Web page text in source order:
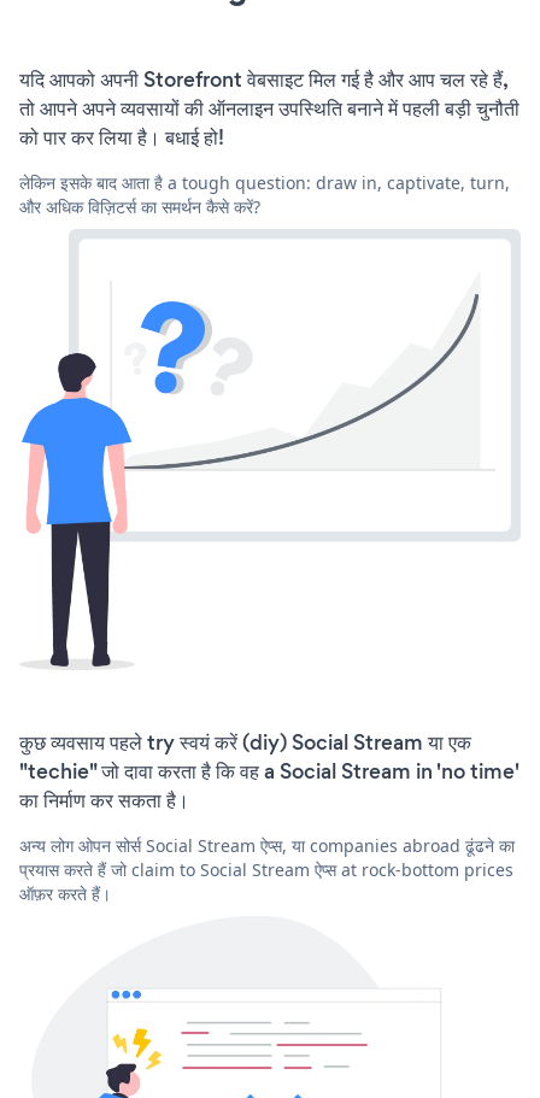
यदि आपको अपनी Storefront वेबसाइट मिल गई है और आप चल रहे हैं,
तो आपने अपने व्यवसायों की ऑनलाइन उपस्थिति बनाने में पहली बड़ी चुनौती
को पार कर लिया है। बधाई हो!
लेकिन इसके बाद आता है a tough question: draw in, captivate, turn,
और अधिक विज़िटर्स का समर्थन कैसे करें?
कुछ व्यवसाय पहले try स्वयं करें (diy) Social Stream या एक
"techie" जो दावा करता है कि वह a Social Stream in 'no time'
का निर्माण कर सकता है।
अन्य लोग ओपन सोर्स Social Stream ऐप्स, या companies abroad ढूंढने का
प्रयास करते हैं जो claim to Social Stream ऐप्स at rock-bottom prices
ऑफ़र करते हैं।